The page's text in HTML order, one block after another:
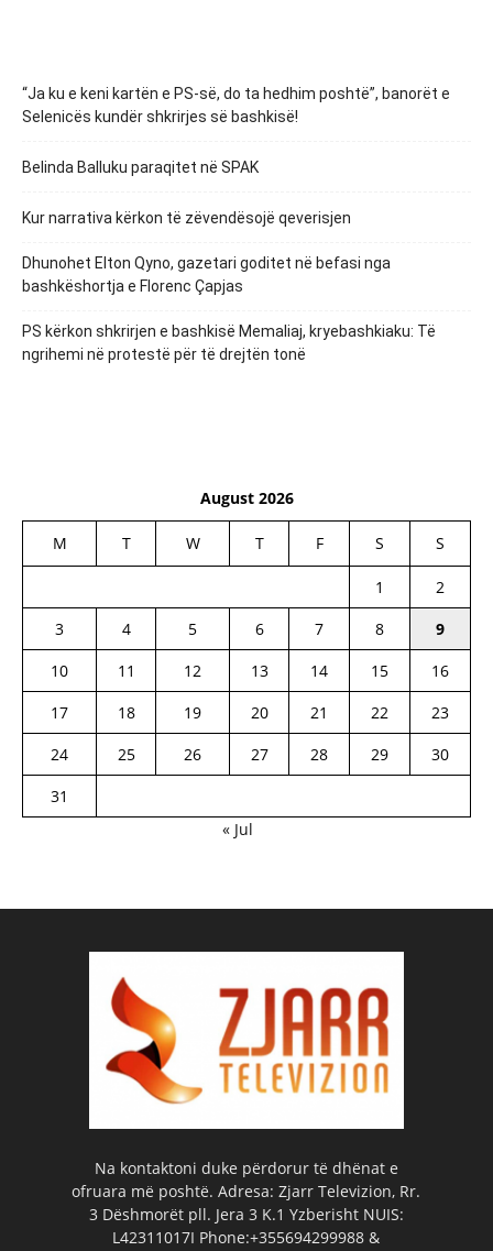
“Ja ku e keni kartën e PS-së, do ta hedhim poshtë”, banorët e
Selenicës kundër shkrirjes së bashkisë!
Belinda Balluku paraqitet në SPAK
Kur narrativa kërkon të zëvendësojë qeverisjen
Dhunohet Elton Qyno, gazetari goditet në befasi nga
bashkëshortja e Florenc Çapjas
PS kërkon shkrirjen e bashkisë Memaliaj, kryebashkiaku: Të
ngrihemi në protestë për të drejtën tonë
August 2026
M T W T F S S
1
2
3
4 5 6 7 8
9
10
11 12 13 14 15
16
17
18 19 20 21 22
23
24
25 26 27 28 29
30
31
« Jul
Na kontaktoni duke përdorur të dhënat e
ofruara më poshtë. Adresa: Zjarr Televizion, Rr.
3 Dëshmorët pll. Jera 3 K.1 Yzberisht NUIS:
L42311017I Phone:+355694299988 &